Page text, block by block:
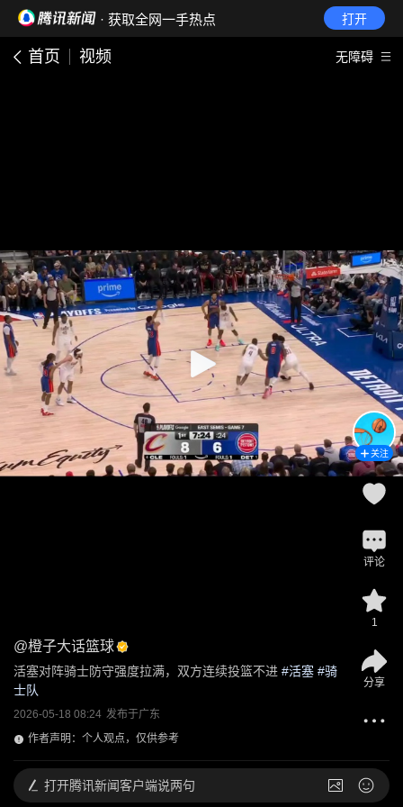
· 获取全网一手热点 打开
首页 视频 无障碍
@橙子大话篮球
活塞对阵骑士防守强度拉满，双方连续投篮不进 #活塞 #骑
士队
2026-05-18 08:24 发布于广东
作者声明：个人观点，仅供参考
关注
评论
1
分享
打开腾讯新闻客户端说两句